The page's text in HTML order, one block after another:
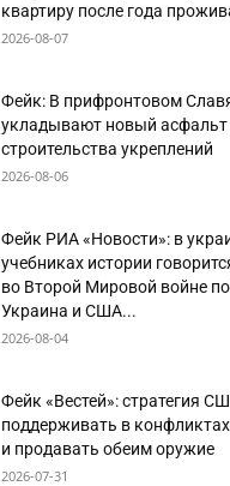
квартиру после года
2026-08-07
Фейк: В прифронтовом
укладывают новый асфальт
строительства укреплений
2026-08-06
Фейк РИА «Новости»: в
учебниках истории
во Второй Мировой войне
Украина и США...
2026-08-04
Фейк «Вестей»: стратегия
поддерживать в
и продавать обеим оружие
2026-07-31